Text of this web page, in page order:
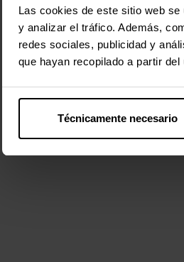
Las cookies de este sitio web
y analizar el tráfico. Además,
redes sociales, publicidad y
que hayan recopilado a partir
Técnicamente necesario